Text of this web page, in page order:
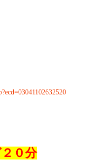
０分